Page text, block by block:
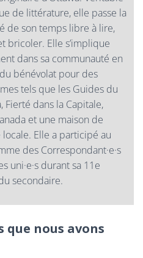
de littérature, elle passe la
de son temps libre à lire,
bricoler. Elle s’implique
dans sa communauté en
bénévolat pour des
tels que les Guides du
Fierté dans la Capitale,
et une maison de
Elle a participé au
des Correspondant·e·s
uni·e·s durant sa 11e
secondaire.
nous avons